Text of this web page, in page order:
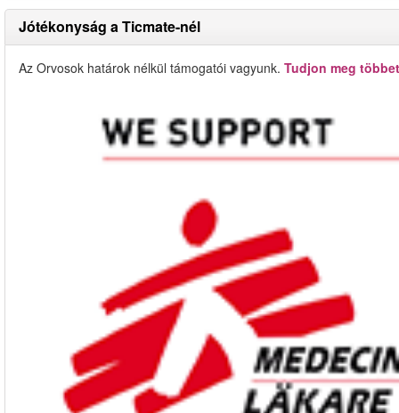
Jótékonyság a Ticmate-nél
Az Orvosok határok nélkül támogatói vagyunk. Tudjon meg